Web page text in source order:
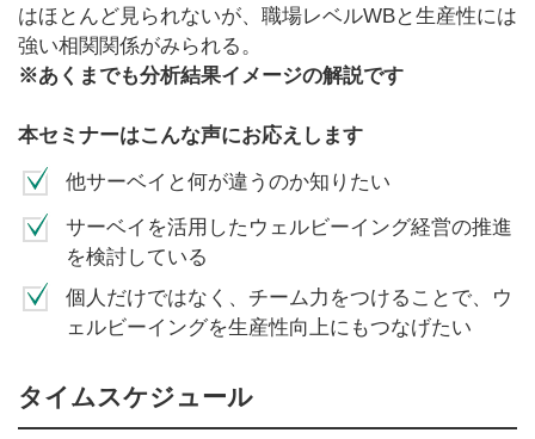
はほとんど見られないが、職場レベルWBと生産性には
強い相関関係がみられる。
※あくまでも分析結果イメージの解説です
本セミナーはこんな声にお応えします
他サーベイと何が違うのか知りたい
サーベイを活用したウェルビーイング経営の推進
を検討している
個人だけではなく、チーム力をつけることで、ウ
ェルビーイングを生産性向上にもつなげたい
タイムスケジュール